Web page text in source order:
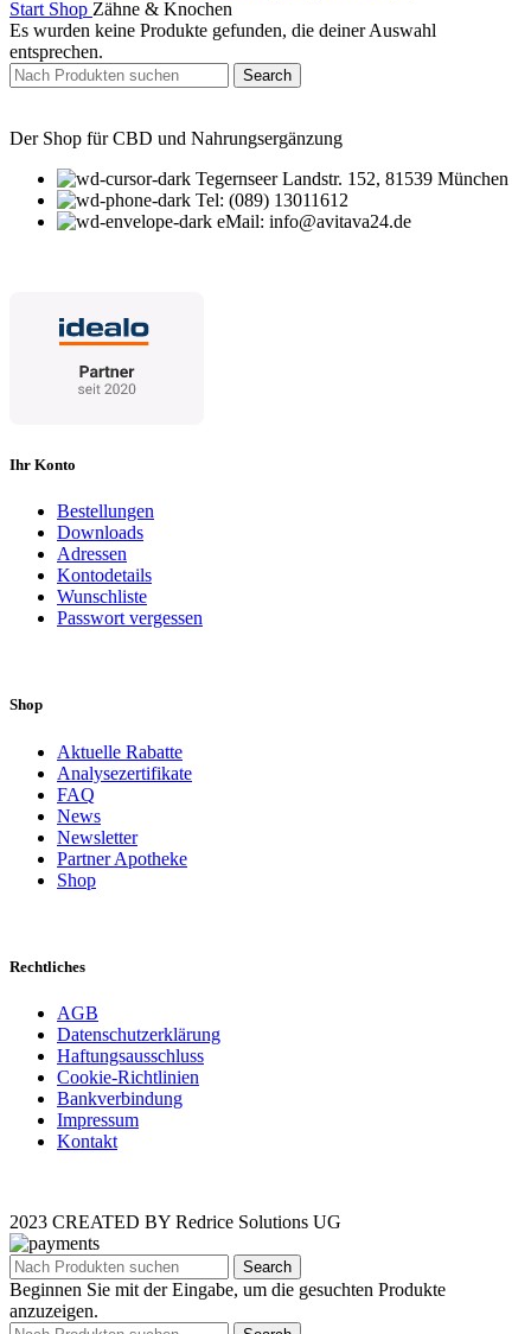
Start Shop Zähne & Knochen
Es wurden keine Produkte gefunden, die deiner Auswahl
entsprechen.
Search
Der Shop für CBD und Nahrungsergänzung
Tegernseer Landstr. 152, 81539 München
Tel: (089) 13011612
eMail: info@avitava24.de
Ihr Konto
Bestellungen
Downloads
Adressen
Kontodetails
Wunschliste
Passwort vergessen
Shop
Aktuelle Rabatte
Analysezertifikate
FAQ
News
Newsletter
Partner Apotheke
Shop
Rechtliches
AGB
Datenschutzerklärung
Haftungsausschluss
Cookie-Richtlinien
Bankverbindung
Impressum
Kontakt
2023 CREATED BY Redrice Solutions UG
Search
Beginnen Sie mit der Eingabe, um die gesuchten Produkte
anzuzeigen.